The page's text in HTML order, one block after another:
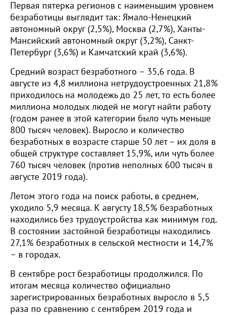
Первая пятерка регионов с наименьшим уровнем
безработицы выглядит так: Ямало-Ненецкий
автономный округ (2,5%), Москва (2,7%), Ханты-
Мансийский автономный округ (3,2%), Санкт-
Петербург (3,6%) и Камчатский край (3,6%).
Средний возраст безработного – 35,6 года. В
августе из 4,8 миллиона нетрудоустроенных 21,8%
приходилось на молодежь до 25 лет, то есть более
миллиона молодых людей не могут найти работу
(годом ранее в этой категории было чуть меньше
800 тысяч человек). Выросло и количество
безработных в возрасте старше 50 лет – их доля в
общей структуре составляет 15,9%, или чуть более
760 тысяч человек (против неполных 600 тысяч в
августе 2019 года).
Летом этого года на поиск работы, в среднем,
уходило 5,9 месяца. К августу 18,5% безработных
находились без трудоустройства как минимум год.
В состоянии застойной безработицы находились
27,1% безработных в сельской местности и 14,7%
– в городах.
В сентябре рост безработицы продолжился. По
итогам месяца количество официально
зарегистрированных безработных выросло в 5,5
раза по сравнению с сентябрем 2019 года и